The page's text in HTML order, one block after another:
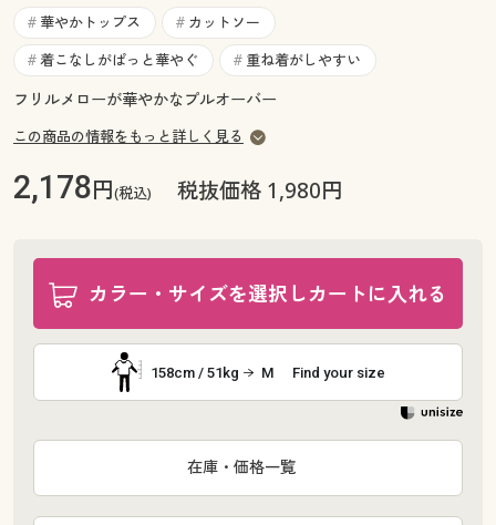
お気に入り
サポート
サポート
ご利用ガイド
# 華やかトップス # カットソー
# 着こなしがぱっと華やぐ # 重ね着がしやすい
フリルメローが華やかなプルオーバー
この商品の情報をもっと詳しく見る
2,178円(税込) 税抜価格 1,980円
カラー・サイズを選択しカートに入れる
158cm / 51kg M Find your size
在庫・価格一覧